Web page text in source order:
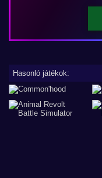
Hasonló játékok: